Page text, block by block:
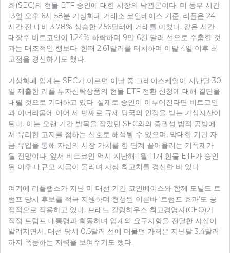
회(SEC)의 현물 ETF 승인에 대한 시장의 낙관론이다. 미 동부 시간
13일 오후 6시 58분 가상화폐 거래소 코인베이스 기준, 리플은 24
시간 전 대비 3.78% 상승한 2.56달러에 거래를 마쳤다. 같은 시간
대장주 비트코인이 1.24% 하락하며 9만 6천 달러 선으로 주춤한 것
과는 대조적인 행보다. 한때 2.61달러를 터치하며 이달 4일 이후 최
고점을 경신하기도 했다.
가상화폐 업계는 SEC가 이르면 이날 중 그레이스케일이 지난달 30
일 제출한 리플 투자신탁상품의 현물 ETF 전환 신청에 대해 결단을
내릴 것으로 기대하고 있다. 실제로 승인이 이루어진다면 비트코인
과 이더리움에 이어 세 번째로 규제 당국의 인정을 받는 가상자산이
된다. 이는 오랜 기간 발목을 잡았던 SEC와의 증권성 법적 공방에
서 유리한 고지를 점하는 신호로 해석될 수 있으며, 막대한 기관 자
금 유입을 통해 자산의 시장 가치를 한 단계 끌어올리는 기폭제가
될 전망이다. 앞서 비트코인 역시 지난해 1월 11개 현물 ETF가 승인
된 이후 대규모 자금이 몰리며 사상 최고치를 경신한 바 있다.
여기에 리플랩스가 지난 미 대선 기간 코인베이스와 함께 도널드 트
럼프 당시 후보를 적극 지원하며 형성된 이른바 ‘트럼프 효과’도 긍
정적으로 작용하고 있다. 브래드 갈링하우스 최고경영자(CEO)가
직접 트럼프 대통령과 회동하며 업계의 요구사항을 전달한 사실이
알려지면서, 대선 당시 0.5달러 선에 머물던 가격은 지난달 3.4달러
까지 폭등하는 저력을 보여주기도 했다.